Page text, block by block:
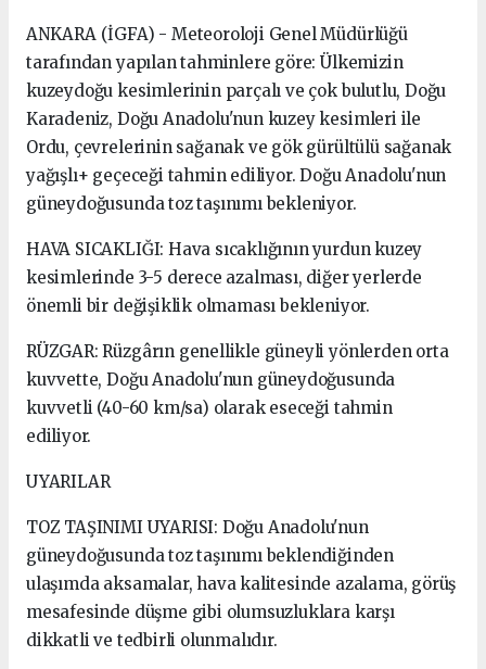
ANKARA (İGFA) - Meteoroloji Genel Müdürlüğü
tarafından yapılan tahminlere göre: Ülkemizin
kuzeydoğu kesimlerinin parçalı ve çok bulutlu, Doğu
Karadeniz, Doğu Anadolu'nun kuzey kesimleri ile
Ordu, çevrelerinin sağanak ve gök gürültülü sağanak
yağışlı+ geçeceği tahmin ediliyor. Doğu Anadolu'nun
güneydoğusunda toz taşınımı bekleniyor.
HAVA SICAKLIĞI: Hava sıcaklığının yurdun kuzey
kesimlerinde 3-5 derece azalması, diğer yerlerde
önemli bir değişiklik olmaması bekleniyor.
RÜZGAR: Rüzgârın genellikle güneyli yönlerden orta
kuvvette, Doğu Anadolu'nun güneydoğusunda
kuvvetli (40-60 km/sa) olarak eseceği tahmin
ediliyor.
UYARILAR
TOZ TAŞINIMI UYARISI: Doğu Anadolu'nun
güneydoğusunda toz taşınımı beklendiğinden
ulaşımda aksamalar, hava kalitesinde azalama, görüş
mesafesinde düşme gibi olumsuzluklara karşı
dikkatli ve tedbirli olunmalıdır.